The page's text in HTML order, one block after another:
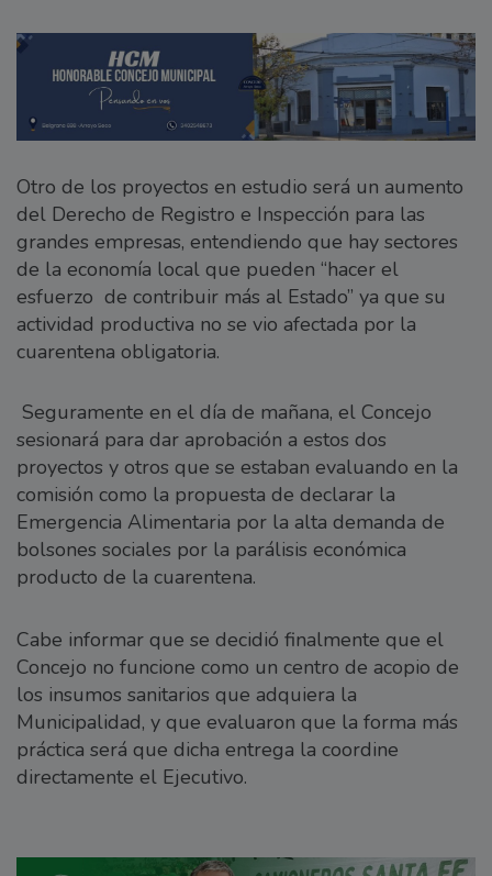
Otro de los proyectos en estudio será un aumento
del Derecho de Registro e Inspección para las
grandes empresas, entendiendo que hay sectores
de la economía local que pueden “hacer el
esfuerzo de contribuir más al Estado” ya que su
actividad productiva no se vio afectada por la
cuarentena obligatoria.
Seguramente en el día de mañana, el Concejo
sesionará para dar aprobación a estos dos
proyectos y otros que se estaban evaluando en la
comisión como la propuesta de declarar la
Emergencia Alimentaria por la alta demanda de
bolsones sociales por la parálisis económica
producto de la cuarentena.
Cabe informar que se decidió finalmente que el
Concejo no funcione como un centro de acopio de
los insumos sanitarios que adquiera la
Municipalidad, y que evaluaron que la forma más
práctica será que dicha entrega la coordine
directamente el Ejecutivo.